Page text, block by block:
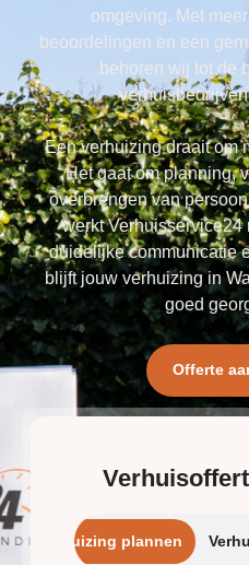
omgeving. Met
beoordelingen en een
behoren wij tot de
Een verhuizing draait om
Het gaat om planning,
overbrengen van
werkt Verhuisservice24
duidelijke communicatie
blijft jouw verhuizing in
goed
Offerte
Verhuizing plannen